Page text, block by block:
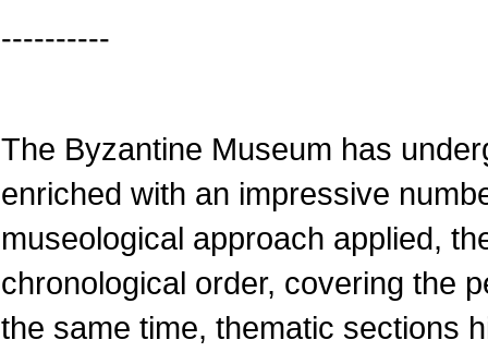
----------
The Byzantine Museum has
enriched with an impressive
museological approach applied,
chronological order, covering the
the same time, thematic sections